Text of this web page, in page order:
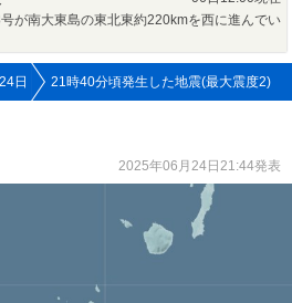
が南大東島の東北東約220kmを西に進んでい
日 21時40分頃発生した地震(最大震度2)
2025年06月24日21:44発表